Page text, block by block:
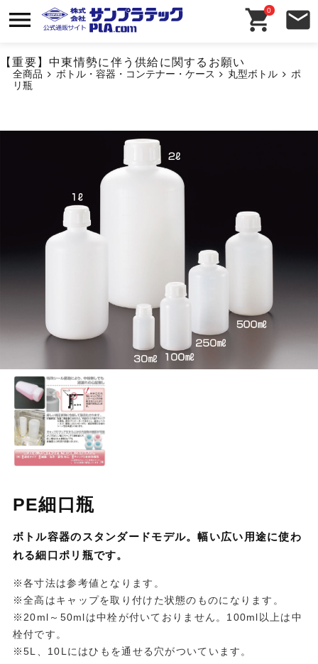
【重要】中東情勢に伴う供給に関するお願い
0
全商品 ボトル・容器・コンテナー・ケース 丸型ボトル
ポ
リ瓶
PE細口瓶
ボトル容器のスタンダードモデル。幅い広い用途に使わ
れる細口ポリ瓶です。
※各寸法は参考値となります。
※全高はキャップを取り付けた状態のものになります。
※20ml～50mlは中栓が付いておりません。100ml以上は中
栓付です。
※5L、10Lにはひもを通せる穴がついています。